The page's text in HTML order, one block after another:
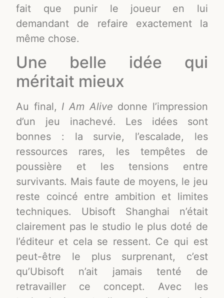
fait que punir le joueur en lui
demandant de refaire exactement la
même chose.
Une belle idée qui
méritait mieux
Au final, I Am Alive donne l’impression
d’un jeu inachevé. Les idées sont
bonnes : la survie, l’escalade, les
ressources rares, les tempêtes de
poussière et les tensions entre
survivants. Mais faute de moyens, le jeu
reste coincé entre ambition et limites
techniques. Ubisoft Shanghai n’était
clairement pas le studio le plus doté de
l’éditeur et cela se ressent. Ce qui est
peut-être le plus surprenant, c’est
qu’Ubisoft n’ait jamais tenté de
retravailler ce concept. Avec les